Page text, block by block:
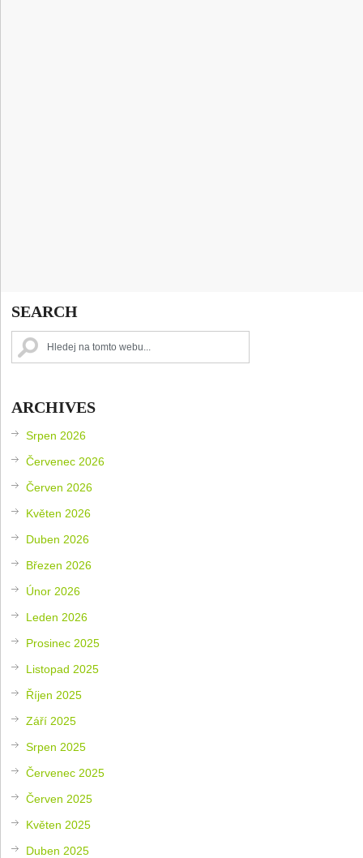
SEARCH
ARCHIVES
Srpen 2026
Červenec 2026
Červen 2026
Květen 2026
Duben 2026
Březen 2026
Únor 2026
Leden 2026
Prosinec 2025
Listopad 2025
Říjen 2025
Září 2025
Srpen 2025
Červenec 2025
Červen 2025
Květen 2025
Duben 2025